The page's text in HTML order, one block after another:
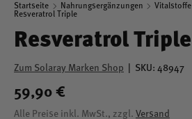
Startseite Nahrungsergänzungen Vitalstoffe
Resveratrol Triple
Resveratrol Triple
Zum Solaray Marken Shop SKU: 48947
59,90 €
Alle Preise inkl. MwSt., zzgl. Versand